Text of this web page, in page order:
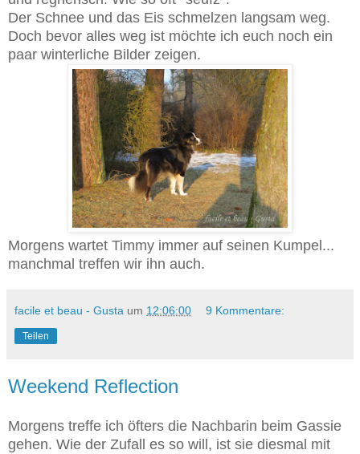
Der Schnee und das Eis schmelzen langsam weg.
Doch bevor alles weg ist möchte ich euch noch ein
paar winterliche Bilder zeigen.
Morgens wartet Timmy immer auf seinen Kumpel...
manchmal treffen wir ihn auch.
facile et beau - Gusta um 12:06:00 9 Kommentare:
Teilen
Weekend Reflection
Morgens treffe ich öfters die Nachbarin beim Gassie
gehen. Wie der Zufall es so will, ist sie diesmal mit